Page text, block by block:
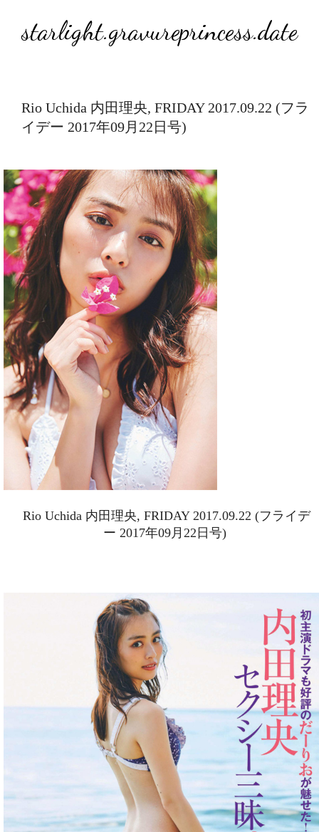
starlight.gravureprincess.date
Rio Uchida 内田理央, FRIDAY 2017.09.22 (フラ
イデー 2017年09月22日号)
Rio Uchida 内田理央, FRIDAY 2017.09.22 (フライデ
ー 2017年09月22日号)